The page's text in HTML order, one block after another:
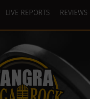
LIVE REPORTS REVIEWS